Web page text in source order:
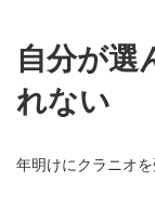
自分が選んだ道しか乗り越えら
れない
年明けにクラニオ